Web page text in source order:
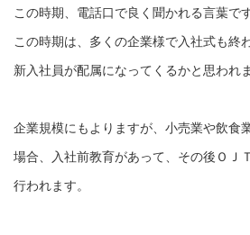
この時期、電話口で良く聞かれる言葉です
この時期は、多くの企業様で入社式も終
新入社員が配属になってくるかと思われま
企業規模にもよりますが、小売業や飲食
場合、入社前教育があって、その後ＯＪ
行われます。